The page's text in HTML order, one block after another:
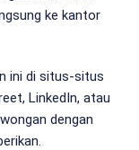
ke kantor
ini di situs-situs
LinkedIn, atau
dengan